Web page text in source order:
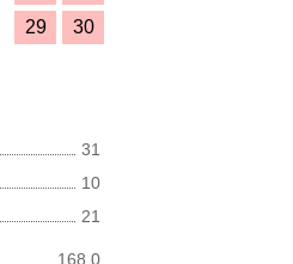
29
30
31
10
21
168,0